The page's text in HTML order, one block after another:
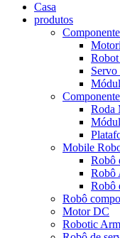
Casa
produtos
Roda
Mobile
Robô
Robô
Robô
Robô
Motor DC
Robotic Arm